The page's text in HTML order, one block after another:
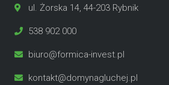
ul. Żorska 14, 44-203 Rybnik
538 902 000
biuro@formica-invest.pl
kontakt@domynagluchej.pl